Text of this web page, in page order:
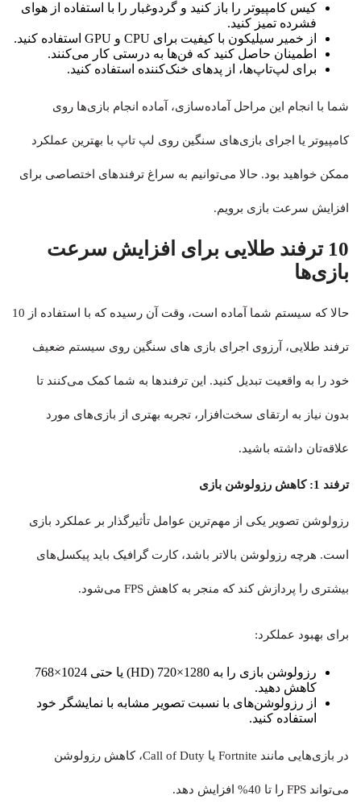
کیس کامپیوتر را باز کنید و گردوغبار را با استفاده از هوای
فشرده تمیز کنید.
از خمیر سیلیکون با کیفیت برای CPU و GPU استفاده کنید.
اطمینان حاصل کنید که فن‌ها به درستی کار می‌کنند.
برای لپ‌تاپ‌ها، از پدهای خنک‌کننده استفاده کنید.
شما با انجام این مراحل آماده‌سازی، آماده انجام بازی‌ها روی
کامپیوتر یا اجرای بازی‌های سنگین روی لپ تاپ با بهترین عملکرد
ممکن خواهید بود. حالا می‌توانیم به سراغ ترفندهای اختصاصی برای
افزایش سرعت بازی برویم.
10 ترفند طلایی برای افزایش سرعت
بازی‌ها
حالا که سیستم شما آماده است، وقت آن رسیده که با استفاده از 10
ترفند طلایی، آرزوی اجرای بازی های سنگین روی سیستم ضعیف
خود را به واقعیت تبدیل کنید. این ترفندها به شما کمک می‌کنند تا
بدون نیاز به ارتقای سخت‌افزار، تجربه بهتری از بازی‌های مورد
علاقه‌تان داشته باشید.
ترفند 1: کاهش رزولوشن بازی
رزولوشن تصویر یکی از مهم‌ترین عوامل تأثیرگذار بر عملکرد بازی
است. هرچه رزولوشن بالاتر باشد، کارت گرافیک باید پیکسل‌های
بیشتری را پردازش کند که منجر به کاهش FPS می‌شود.
برای بهبود عملکرد:
رزولوشن بازی را به 1280×720 (HD) یا حتی 1024×768
کاهش دهید.
از رزولوشن‌های با نسبت تصویر مشابه با نمایشگر خود
استفاده کنید.
در بازی‌هایی مانند Fortnite یا Call of Duty، کاهش رزولوشن
می‌تواند FPS را تا 40% افزایش دهد.